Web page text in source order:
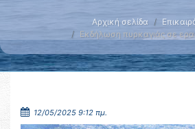
Αρχική σελίδα
Εκδήλωση πυρκαγιάς σε
12/05/2025 9:12 πμ.